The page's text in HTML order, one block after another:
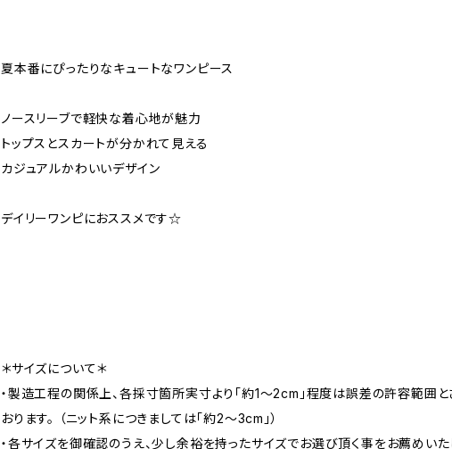
夏本番にぴったりなキュートなワンピース
ノースリーブで軽快な着心地が魅力
トップスとスカートが分かれて見える
カジュアルかわいいデザイン
デイリーワンピにおススメです☆
＊サイズについて＊
・製造工程の関係上、各採寸箇所実寸より「約1～2cm」程度は誤差の許容範囲と
おります。 （ニット系につきましては「約2～3cm」）
・各サイズを御確認のうえ、少し余裕を持ったサイズでお選び頂く事をお薦めいた